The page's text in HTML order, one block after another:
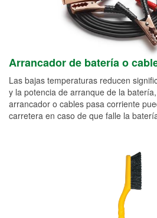
Arrancador de batería o
Las bajas temperaturas reducen
y la potencia de arranque de la
arrancador o cables pasa corriente
carretera en caso de que falle la